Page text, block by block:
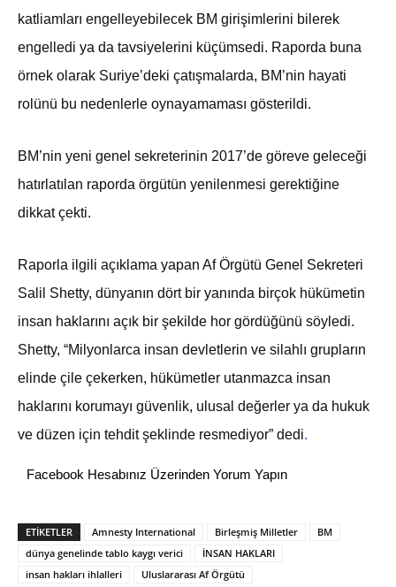
katliamları engelleyebilecek BM girişimlerini bilerek
engelledi ya da tavsiyelerini küçümsedi. Raporda buna
örnek olarak Suriye’deki çatışmalarda, BM’nin hayati
rolünü bu nedenlerle oynayamaması gösterildi.
BM’nin yeni genel sekreterinin 2017’de göreve geleceği
hatırlatılan raporda örgütün yenilenmesi gerektiğine
dikkat çekti.
Raporla ilgili açıklama yapan Af Örgütü Genel Sekreteri
Salil Shetty, dünyanın dört bir yanında birçok hükümetin
insan haklarını açık bir şekilde hor gördüğünü söyledi.
Shetty, “Milyonlarca insan devletlerin ve silahlı grupların
elinde çile çekerken, hükümetler utanmazca insan
haklarını korumayı güvenlik, ulusal değerler ya da hukuk
ve düzen için tehdit şeklinde resmediyor” dedi.
Facebook Hesabınız Üzerinden Yorum Yapın
ETİKETLER Amnesty International Birleşmiş Milletler
BM
dünya genelinde tablo kaygı verici
İNSAN HAKLARI
insan hakları ihlalleri
Uluslararası Af Örgütü